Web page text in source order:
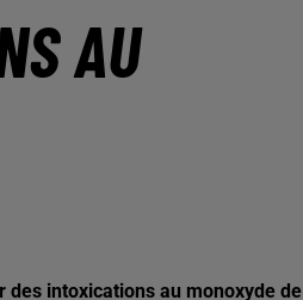
AU
des intoxications au monoxyde de